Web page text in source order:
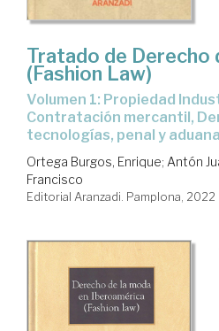
Tratado de Derecho
(Fashion Law)
Volumen 1: Propiedad Industrial e Intelectual,
Contratación mercantil,
tecnologías, penal y
Ortega Burgos, Enrique; Antón
Francisco
Editorial Aranzadi. Pamplona, 2022